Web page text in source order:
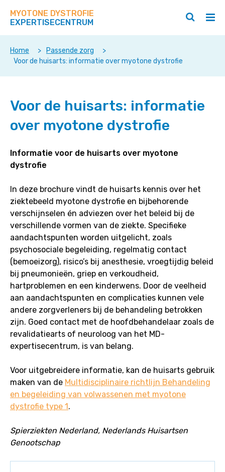
direct
op
deze
MYOTONE DYSTROFIE
EXPERTISECENTRUM
/
Zoeken
/
Home > Passende zorg
>
Voor de huisarts: informatie over myotone dystrofie
de
informatie
myotone
dystrofie
Voor de huisarts: informatie
over myotone dystrofie
Informatie voor de huisarts over myotone
dystrofie
In deze brochure vindt de huisarts kennis over het
ziektebeeld myotone dystrofie en bijbehorende
verschijnselen én adviezen over het beleid bij de
verschillende vormen van de ziekte. Specifieke
aandachtspunten worden uitgelicht, zoals
psychosociale begeleiding, regelmatig contact
(bemoeizorg), risico’s bij anesthesie, vroegtijdig beleid
bij pneumonieën, griep en verkoudheid,
hartproblemen en een kinderwens. Door de veelheid
aan aandachtspunten en complicaties kunnen vele
andere zorgverleners bij de behandeling betrokken
zijn. Goed contact met de hoofdbehandelaar zoals de
revalidatiearts of neuroloog van het MD-
expertisecentrum, is van belang.
Voor uitgebreidere informatie, kan de huisarts gebruik
maken van de Multidisciplinaire richtlijn Behandeling
en begeleiding van volwassenen met myotone
dystrofie type 1 .
Spierziekten Nederland, Nederlands Huisartsen
Genootschap